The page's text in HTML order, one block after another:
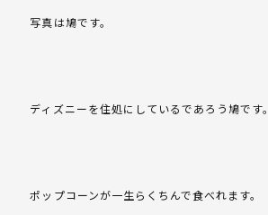
写真は鳩です。
ディズニーを住処にしているであろう鳩です。
ポップコーンが一生らくちんで食べれます。